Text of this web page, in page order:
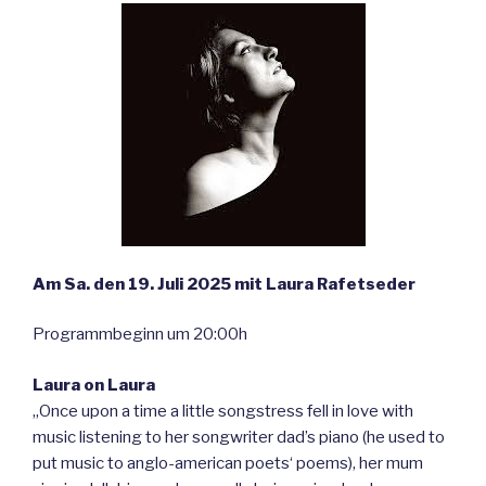
Am Sa. den 19. Juli 2025 mit Laura Rafetseder
Programmbeginn um 20:00h
Laura on Laura
„Once upon a time a little songstress fell in love with
music listening to her songwriter dad’s piano (he used to
put music to anglo-american poets‘ poems), her mum